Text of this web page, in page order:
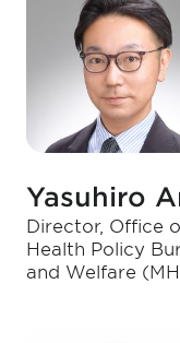
Yasuhiro
Director, Office
Health Policy
and Welfare